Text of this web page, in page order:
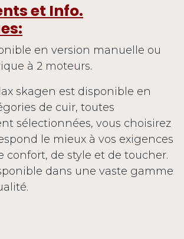
et Info.
en version manuelle ou
à 2 moteurs.
skagen est disponible en
de cuir, toutes
sélectionnées, vous choisirez
le mieux à vos exigences
confort, de style et de toucher.
dans une vaste gamme